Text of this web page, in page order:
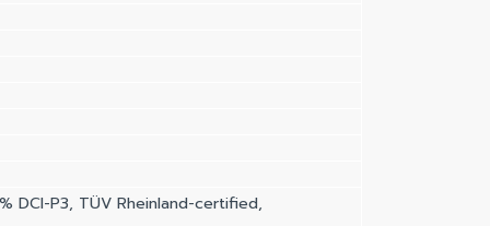
DCI-P3, TÜV Rheinland-certified,